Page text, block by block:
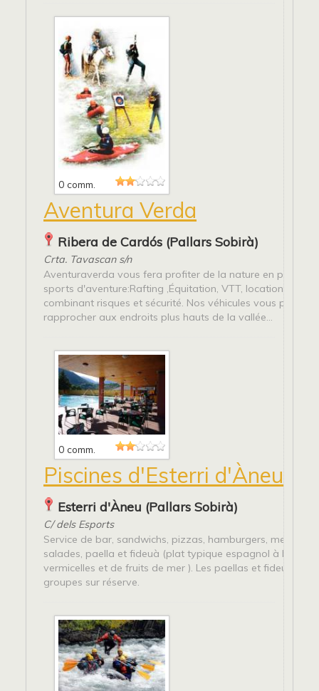
0 comm.
Aventura Verda
Ribera de Cardós (Pallars Sobirà)
Crta. Tavascan s/n
Aventuraverda vous fera profiter de la nature en
sports d'aventure:Rafting ,Équitation, VTT, location de
combinant risques et sécurité. Nos véhicules vous
rapprocher aux endroits plus hauts de la vallée...
0 comm.
Piscines d'Esterri d'Àneu
Esterri d'Àneu (Pallars Sobirà)
C/ dels Esports
Service de bar, sandwichs, pizzas, hamburgers, menu
salades, paella et fideuà (plat typique espagnol à base
vermicelles et de fruits de mer ). Les paellas et fideuas
groupes sur réserve.